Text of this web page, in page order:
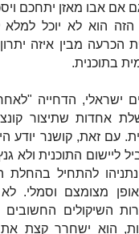
אם אבו מאזן יתחכם
הוא לא יוכל למלא
הכרעה מבין איזה
בתוכנית.
ישראלי, הדחייה
אחדות שתיצור
עם זאת, קושנר
ליישום התוכנית ולא
להתחיל בהחלת
מצומצם וסמלי.
השיקולים החשובים
הוא ישחרר קצת